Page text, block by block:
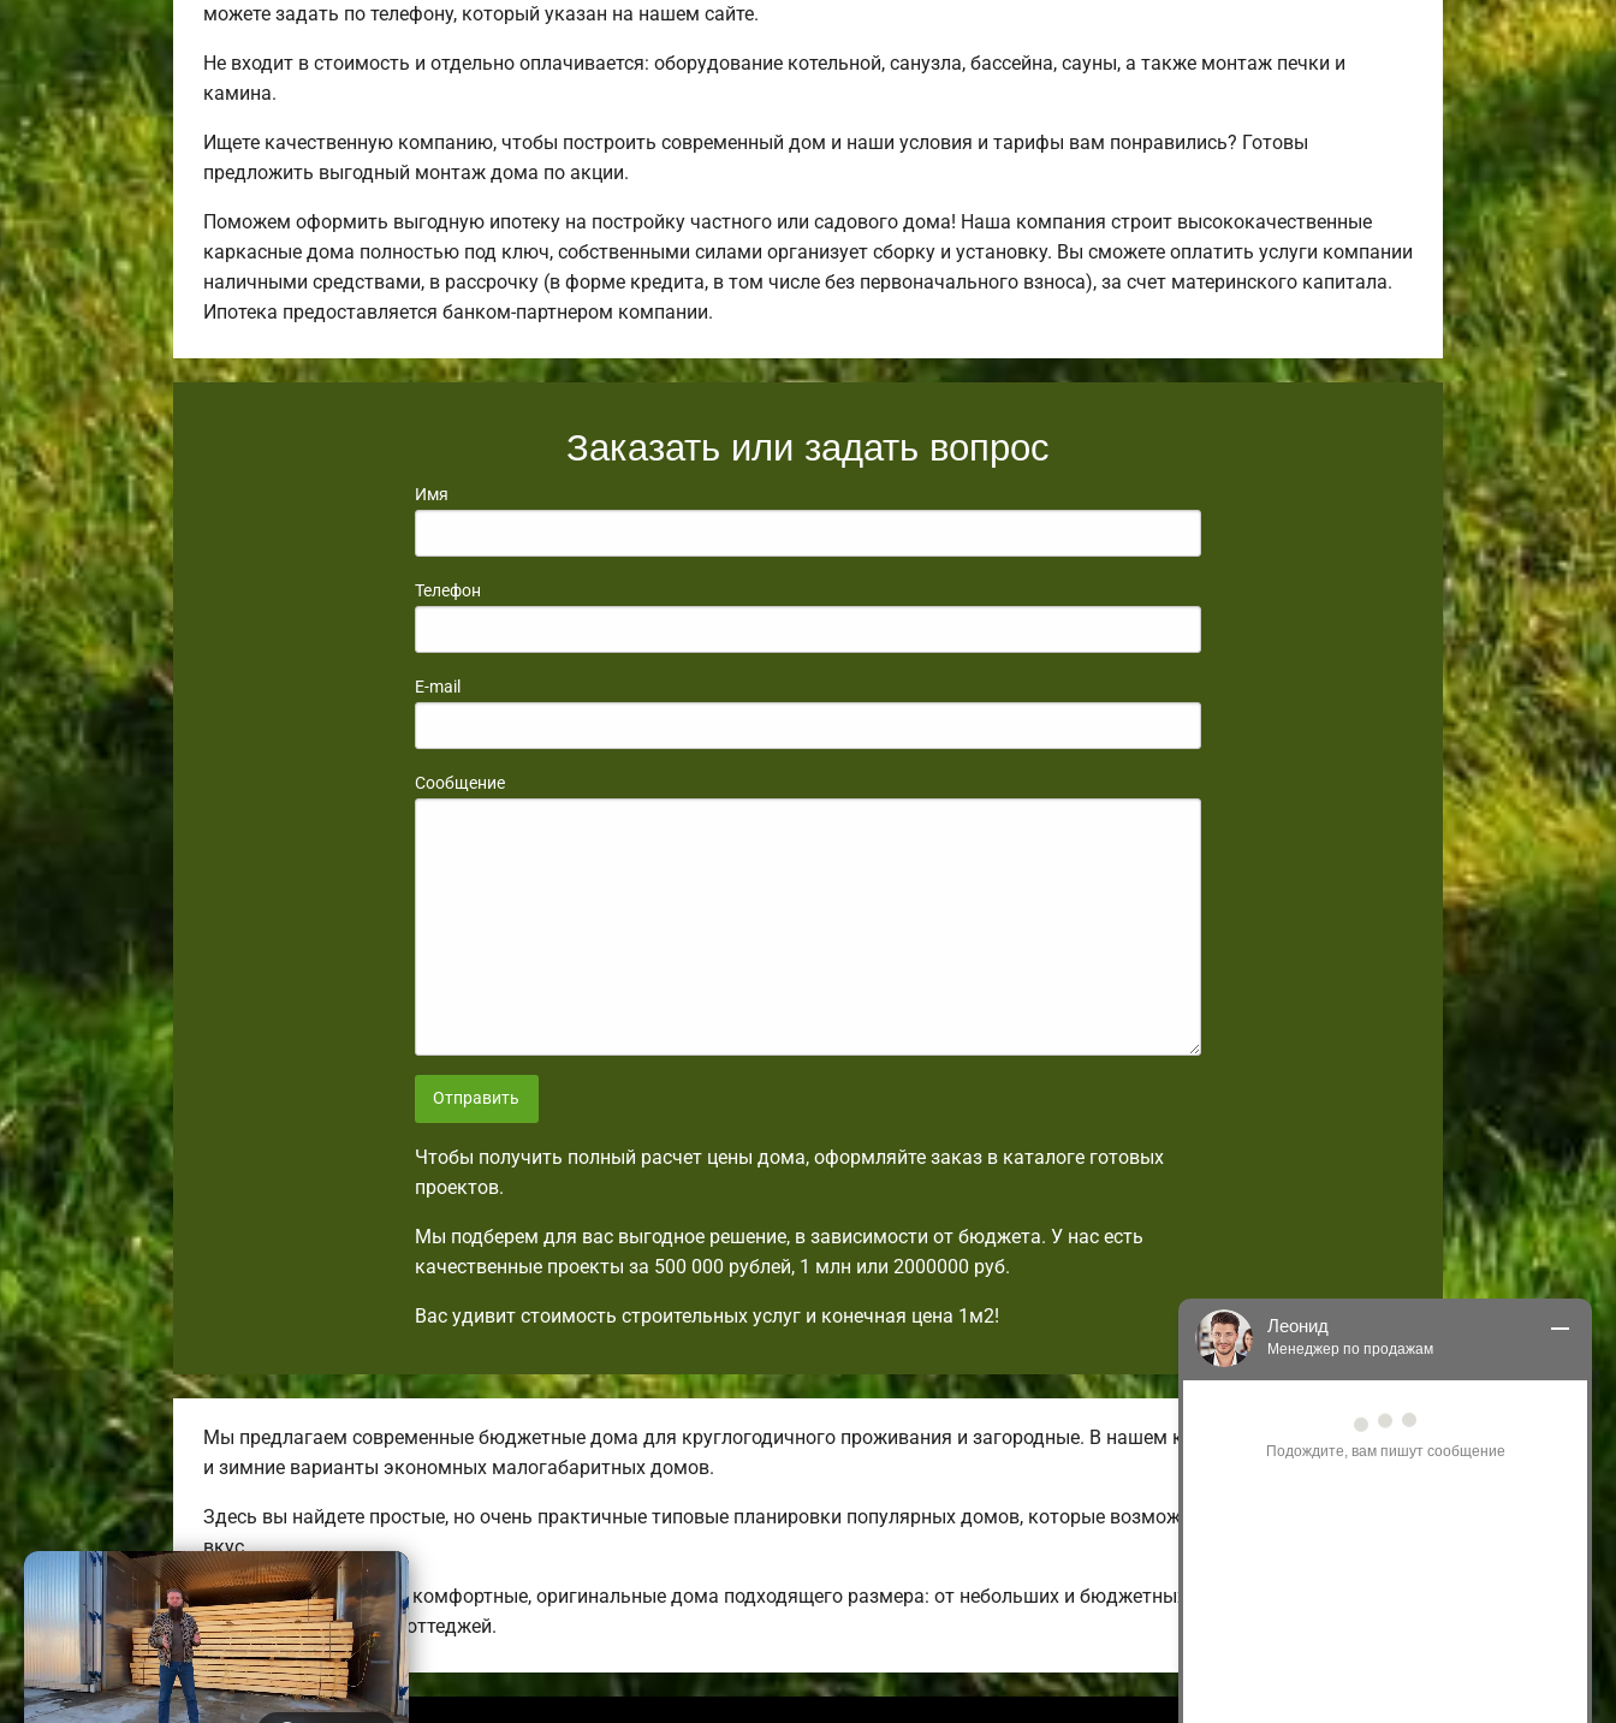
можете задать по телефону, который указан на нашем сайте.
Не входит в стоимость и отдельно оплачивается: оборудование котельной, санузла, бассейна, сауны, а также монтаж печки и
камина.
Ищете качественную компанию, чтобы построить современный дом и наши условия и тарифы вам понравились? Готовы
предложить выгодный монтаж дома по акции.
Поможем оформить выгодную ипотеку на постройку частного или садового дома! Наша компания строит высококачественные
каркасные дома полностью под ключ, собственными силами организует сборку и установку. Вы сможете оплатить услуги компании
наличными средствами, в рассрочку (в форме кредита, в том числе без первоначального взноса), за счет материнского капитала.
Ипотека предоставляется банком-партнером компании.
Заказать или задать вопрос
Имя
Телефон
E-mail
Сообщение
Отправить
Чтобы получить полный расчет цены дома, оформляйте заказ в каталоге готовых
проектов.
Мы подберем для вас выгодное решение, в зависимости от бюджета. У нас есть
качественные проекты за 500 000 рублей, 1 млн или 2000000 руб.
Вас удивит стоимость строительных услуг и конечная цена 1м2!
Мы предлагаем современные бюджетные дома для круглогодичного проживания и загородные. В нашем каталоге имеются летние
и зимние варианты экономных малогабаритных домов.
Здесь вы найдете простые, но очень практичные типовые планировки популярных домов, которые возможно подстроить на свой
вкус.
Строим качественные, комфортные, оригинальные дома подходящего размера: от небольших и бюджетных до больших
энергоэффективных коттеджей.
Леонид
Менеджер по продажам
Здравствуйте! Я могу
проконсультировать Вас по нашим
акциям и проектам.